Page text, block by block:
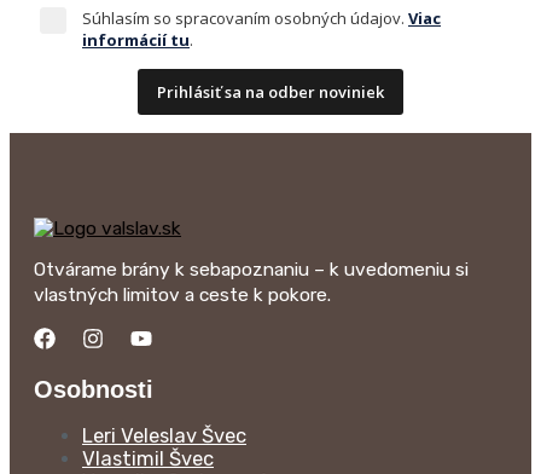
Súhlasím so spracovaním osobných údajov. Viac
informácií tu.
Prihlásiť sa na odber noviniek
Otvárame brány k sebapoznaniu – k uvedomeniu si
vlastných limitov a ceste k pokore.
Osobnosti
Leri Veleslav Švec
Vlastimil Švec